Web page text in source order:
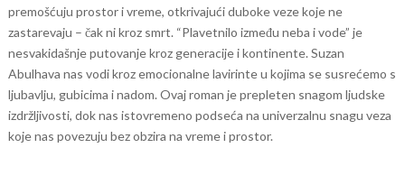
premošćuju prostor i vreme, otkrivajući duboke veze koje ne
zastarevaju – čak ni kroz smrt. “Plavetnilo između neba i vode” je
nesvakidašnje putovanje kroz generacije i kontinente. Suzan
Abulhava nas vodi kroz emocionalne lavirinte u kojima se susrećemo s
ljubavlju, gubicima i nadom. Ovaj roman je prepleten snagom ljudske
izdržljivosti, dok nas istovremeno podseća na univerzalnu snagu veza
koje nas povezuju bez obzira na vreme i prostor.